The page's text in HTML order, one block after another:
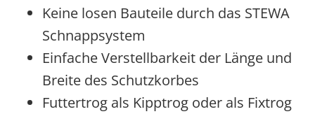
Keine losen Bauteile durch das STEWA
Schnappsystem
Einfache Verstellbarkeit der Länge und
Breite des Schutzkorbes
Futtertrog als Kipptrog oder als Fixtrog